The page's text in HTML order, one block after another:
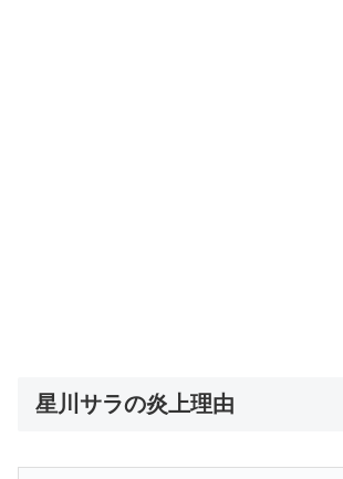
星川サラの炎上理由